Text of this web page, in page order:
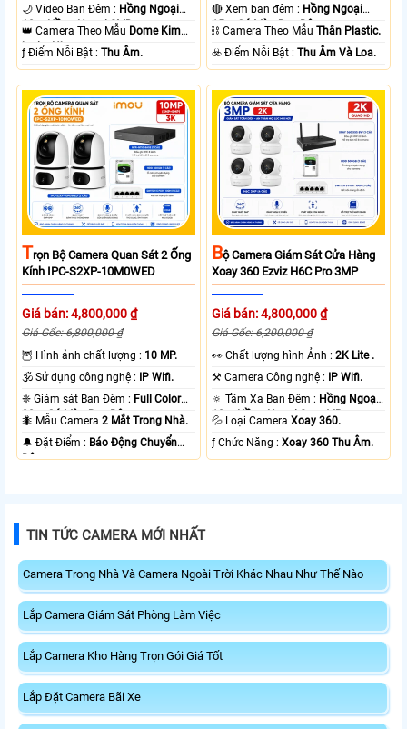
🌙 Video Ban Đêm : Hồng Ngoại
10m Hồng Ngoại SMD.
👑 Camera Theo Mẫu Dome Kim
loại + Nhựa.
️ƒ Điểm Nỗi Bật :Thu Âm.
🔴 Xem ban đêm : Hồng Ngoại
15m Có Màu Ban Ðêm.
⛓ Camera Theo MẫuThân Plastic.
️☣️ Điểm Nỗi Bật :Thu Âm Và Loa.
TRọn Bộ Camera Quan Sát 2 Ống
Kính IPC-S2XP-10M0WED
Giá bán: 4,800,000 ₫
Giá Gốc: 6,800,000 ₫
🦉 Hình ảnh chất lượng : 10 MP.
🕉️ Sử dụng công nghệ : IP Wifi.
❈ Giám sát Ban Đêm : Full Color
20m Có Màu Ban Ðêm.
🐜 Mẫu Camera2 Mắt Trong Nhà.
️🔔 Đặt Điểm : Báo Động Chuyển
Động.
BỘ Camera Giám Sát Cửa Hàng
Xoay 360 Ezviz H6C Pro 3MP
Giá bán: 4,800,000 ₫
Giá Gốc: 6,200,000 ₫
️👀 Chất lượng hình Ảnh :2K Lite .
⚒ Camera Công nghệ : IP Wifi.
🔅 Tầm Xa Ban Đêm : Hồng Ngoại
10m Hồng Ngoại Smart IR.
💦 Loại CameraXoay 360.
️ƒ Chức Năng :Xoay 360 Thu Âm.
TIN TỨC CAMERA MỚI NHẤT
Camera Trong Nhà Và Camera Ngoài Trời Khác Nhau Như Thế Nào
Lắp Camera Giám Sát Phòng Làm Việc
Lắp Camera Kho Hàng Trọn Gói Giá Tốt
Lắp Đặt Camera Bãi Xe